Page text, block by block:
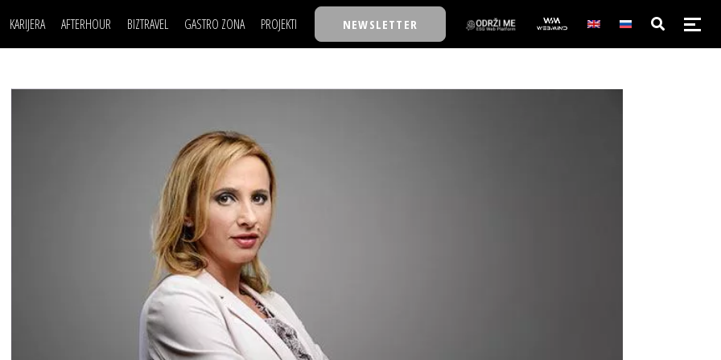
KARIJERA AFTERHOUR BIZTRAVEL GASTRO ZONA PROJEKTI
IZJAVA GODINE
NEWSLETTER
POSAO
MOJ UGAO
FILM I SCENA
AUTO SVET
NAJKOLEGA
30 ISPOD 30